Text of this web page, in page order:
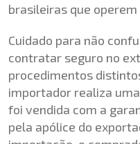
brasileiras que
Cuidado para não
contratar seguro no
procedimentos
importador realiza
foi vendida com a
pela apólice do